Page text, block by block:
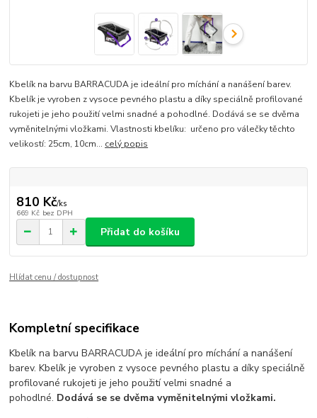
Kbelík na barvu BARRACUDA je ideální pro míchání a nanášení barev.
Kbelík je vyroben z vysoce pevného plastu a díky speciálně profilované
rukojeti je jeho použití velmi snadné a pohodlné. Dodává se se dvěma
vyměnitelnými vložkami. Vlastnosti kbelíku: určeno pro válečky těchto
velikostí: 25cm, 10cm... celý popis
810 Kč/ks
669 Kč bez DPH
Přidat do košíku
Hlídat cenu / dostupnost
Kompletní specifikace
Kbelík na barvu BARRACUDA je ideální pro míchání a nanášení
barev. Kbelík je vyroben z vysoce pevného plastu a díky speciálně
profilované rukojeti je jeho použití velmi snadné a
pohodlné. Dodává se se dvěma vyměnitelnými vložkami.